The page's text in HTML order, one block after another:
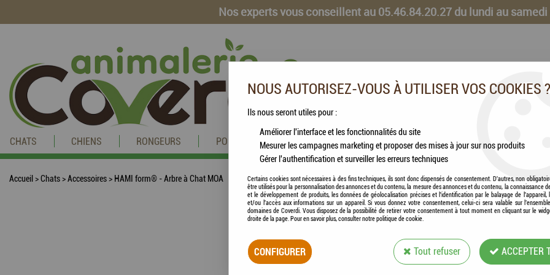
Nos experts vous conseillent au 05.46.84.20.27 du lundi au samedi
CHATS CHIENS RONGEURS POISSONS CHEVAUX VOLAILLES ANIMAUX DE LA FERME
Accueil >Chats>Accessoires> HAMI form® - Arbre à Chat MOA
HAMI FORM® -
Soyez le premier à donner votre avis !
NOUS AUTORISEZ-VOUS À UTILISER VOS COOKIES ?
Ils nous seront utiles pour :
Améliorer l'interface et les fonctionnalités du site
Mesurer les campagnes marketing et proposer des mises à jour sur nos produits
Gérer l'authentification et surveiller les erreurs techniques
Certains cookies sont nécessaires à des fins techniques, ils sont donc dispensés de consentement. D'autres, non
être utilisés pour la personnalisation des annonces et du contenu, la mesure des annonces et du contenu, la connaissance
et le développement de produits, les données de géolocalisation précises et l'identification par le balayage de l'appareil,
et/ou l'accès aux informations sur un appareil. Si vous donnez votre consentement, celui-ci sera valable sur
domaines de Coverdi. Vous disposez de la possibilité de retirer votre consentement à tout moment en cliquant sur le
droite de la page. Pour en savoir plus, consulter notre politique de cookie.
CONFIGURER Tout refuser ACCEPTER